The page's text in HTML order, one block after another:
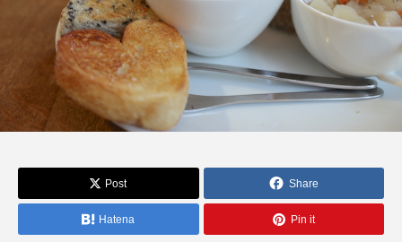
Post Share
Hatena Pin it